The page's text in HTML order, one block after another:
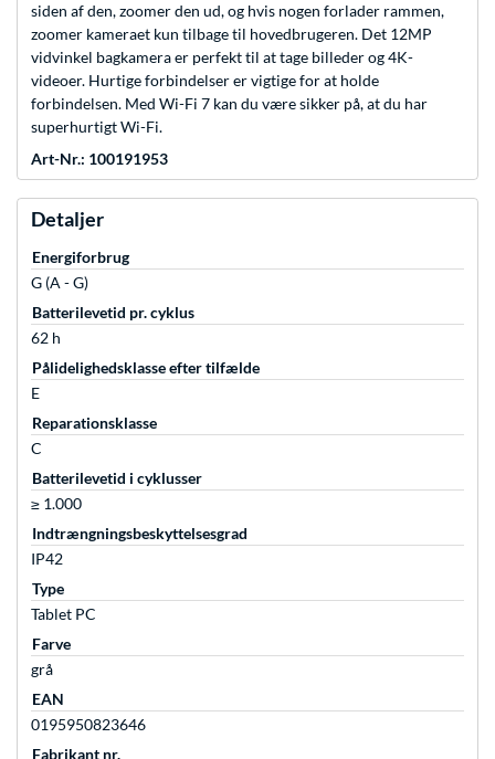
siden af den, zoomer den ud, og hvis nogen forlader rammen,
zoomer kameraet kun tilbage til hovedbrugeren. Det 12MP
vidvinkel bagkamera er perfekt til at tage billeder og 4K-
videoer. Hurtige forbindelser er vigtige for at holde
forbindelsen. Med Wi-Fi 7 kan du være sikker på, at du har
superhurtigt Wi-Fi.
Art-Nr.: 100191953
Detaljer
Energiforbrug
G (A - G)
Batterilevetid pr. cyklus
62 h
Pålidelighedsklasse efter tilfælde
E
Reparationsklasse
C
Batterilevetid i cyklusser
≥ 1.000
Indtrængningsbeskyttelsesgrad
IP42
Type
Tablet PC
Farve
grå
EAN
0195950823646
Fabrikant nr.